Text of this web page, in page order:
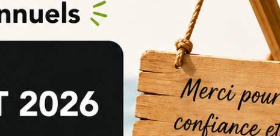
Pas de questions pour le moment.